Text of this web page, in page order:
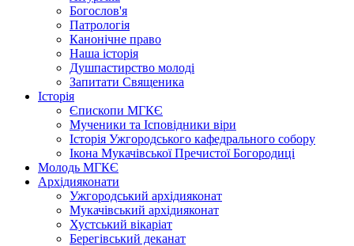
Богослов'я
Патрологія
Канонічне право
Наша історія
Душпастирство молоді
Запитати Священика
Історія
Єпископи МГКЄ
Мученики та Ісповідники віри
Історія Ужгородського кафедрального собору
Ікона Мукачівської Пречистої Богородиці
Молодь МГКЄ
Архідияконати
Ужгородський архідияконат
Мукачівський архідияконат
Хустський вікаріат
Берегівський деканат